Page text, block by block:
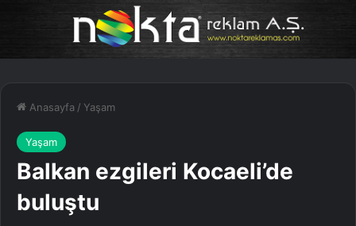
Anasayfa / Yaşam
Yaşam
Balkan ezgileri Kocaeli’de
buluştu